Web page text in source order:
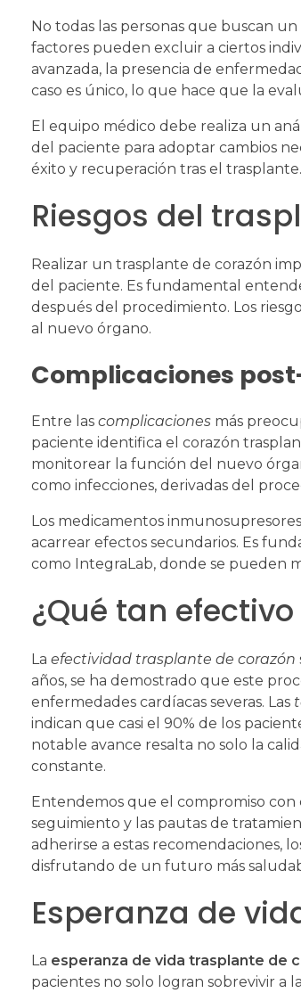
No todas las personas que buscan un
factores pueden excluir a ciertos
avanzada, la presencia de
caso es único, lo que hace que la
El equipo médico debe realiza un
del paciente para adoptar cambios
éxito y recuperación tras el trasplante.
Riesgos del
Realizar un trasplante de corazón
del paciente. Es fundamental
después del procedimiento. Los
al nuevo órgano.
Complicaciones
Entre las complicaciones más
paciente identifica el corazón
monitorear la función del nuevo
como infecciones, derivadas del
Los medicamentos
acarrear efectos secundarios. Es
como IntegraLab, donde se pueden
¿Qué tan
La efectividad trasplante de corazón
años, se ha demostrado que este
enfermedades cardíacas severas. Las
indican que casi el 90% de los
notable avance resalta no solo la
constante.
Entendemos que el compromiso con
seguimiento y las pautas de
adherirse a estas recomendaciones,
disfrutando de un futuro más
Esperanza de
La esperanza de vida trasplante de
pacientes no solo logran sobrevivir a